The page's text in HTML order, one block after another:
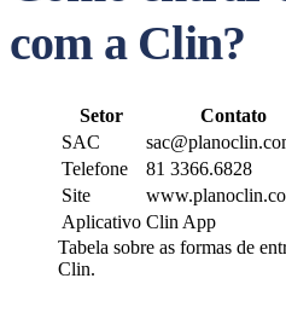
com a Clin?
Setor
Contato
SAC
Telefone
81 3366.6828
Site
Aplicativo Clin App
Tabela sobre as formas de
Clin.